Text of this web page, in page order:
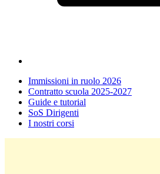
Immissioni in ruolo 2026
Contratto scuola 2025-2027
Guide e tutorial
SoS Dirigenti
I nostri corsi